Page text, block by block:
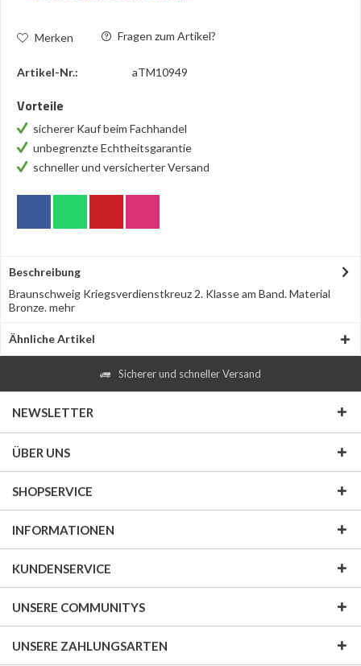
Merken Fragen zum Artikel?
Artikel-Nr.: aTM10949
Vorteile
sicherer Kauf beim Fachhandel
unbegrenzte Echtheitsgarantie
schneller und versicherter Versand
Beschreibung
Braunschweig Kriegsverdienstkreuz 2. Klasse am Band. Material
Bronze.mehr
Ähnliche Artikel
Sicherer und schneller Versand
NEWSLETTER
ÜBER UNS
SHOPSERVICE
INFORMATIONEN
KUNDENSERVICE
UNSERE COMMUNITYS
UNSERE ZAHLUNGSARTEN